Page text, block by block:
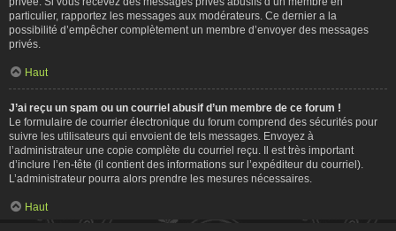
particulier, rapportez les messages aux modérateurs. Ce dernier a la
possibilité d’empêcher complètement un membre d’envoyer des messages
privés.
Haut
J’ai reçu un spam ou un courriel abusif d’un membre de ce forum !
Le formulaire de courrier électronique du forum comprend des sécurités pour
suivre les utilisateurs qui envoient de tels messages. Envoyez à
l’administrateur une copie complète du courriel reçu. Il est très important
d’inclure l’en-tête (il contient des informations sur l’expéditeur du courriel).
L’administrateur pourra alors prendre les mesures nécessaires.
Haut